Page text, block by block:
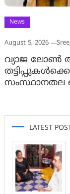
News
August 5, 2026
വ്യാജ ലോൺ
സംസ്ഥാനതല
LATEST